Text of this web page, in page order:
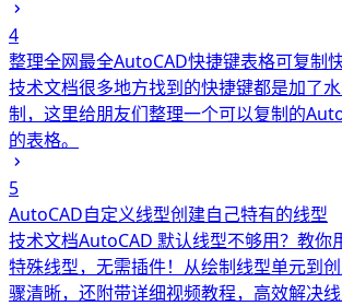
4
整理全网最全AutoCAD快捷键表格可复制
技术文档很多地方找到的快捷键都是加了
制，这里给朋友们整理一个可以复制的
的表格。
5
AutoCAD自定义线型创建自己特有的线型
技术文档AutoCAD 默认线型不够用？教你
特殊线型，无需插件！从绘制线型单元到
骤清晰，还附带详细视频教程，高效解决线